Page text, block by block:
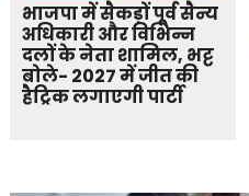
भाजपा में सैकड़ों पूर्व सैन्य
अधिकारी और विभिन्न
दलों के नेता शामिल, भट्ट
बोले- 2027 में जीत की
हैट्रिक लगाएगी पार्टी